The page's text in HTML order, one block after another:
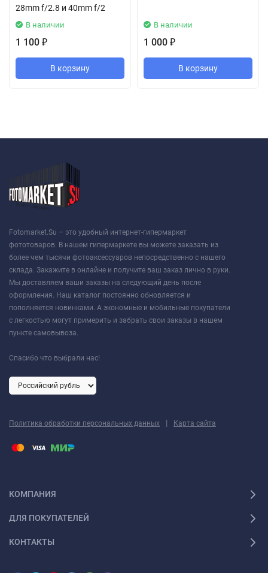
28mm f/2.8 и 40mm f/2
В наличии
1 100 ₽
В корзину
В наличии
1 000 ₽
В корзину
Fotomarket.Su – это удобный интернет-гипермаркет
фототоваров. В нашем гипермаркете вы можете заказать из
более чем тысячи фотоаксессуаров непосредственно с нашего
склада. Закажите в онлайне и получите ваш заказ лично в руки.
Мы доставляем ваши заказы на следующий день после
оформления. Наш каталог постоянно обновляется и
пополняется новинками. А экономные и мобильные покупатели
с легкостью могут примерить и забрать свои заказы в нашем
пункте самовывоза.
Спасибо что выбрали нас!
Политика обработки персональных данных | Карта сайта
КОМПАНИЯ
ДЛЯ ПОКУПАТЕЛЕЙ
КОНТАКТЫ